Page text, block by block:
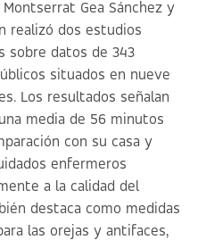
Montserrat Gea Sánchez y
realizó dos estudios
sobre datos de 343
situados en nueve
Los resultados señalan
media de 56 minutos
con su casa y
enfermeros
a la calidad del
destaca como medidas
las orejas y antifaces,